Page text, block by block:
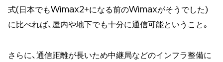
式(日本でもWimax2+になる前のWimaxがそうでした)
に比べれば、屋内や地下でも十分に通信可能ということ。
さらに、通信距離が長いため中継局などのインフラ整備に